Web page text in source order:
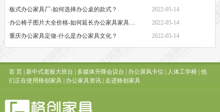
·板式办公家具厂-如何选择办公桌的款式？
2022-05-14
·办公椅子图片大全价格-如何延长办公家具家具的保质期？
2022-05-14
·重庆办公家具定做-什么是办公家具文化？
2022-05-14
首 页| 新中式老板大班台 | 多媒体升降会议台 | 办公屏风卡位 | 人体工学椅| 他
们正在使用格创家具| 办公家具资讯| 走进格创家具